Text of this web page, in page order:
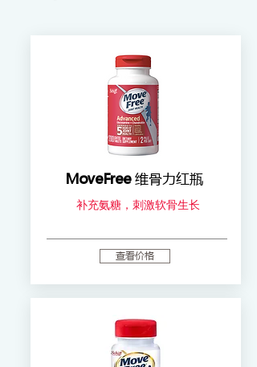
MoveFree维骨力红瓶
补充氨糖，刺激软骨生长
查看价格